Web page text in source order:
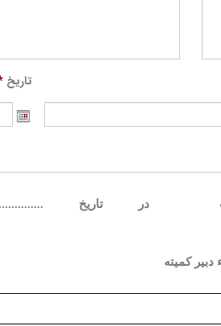
تاریخ
در تاریخ
دبیر کمیته